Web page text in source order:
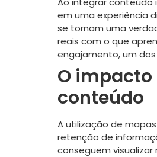
em uma experiência
se tornam uma
reais com o que
engajamento, um
O
conteúdo
A utilização de
retenção de
conseguem